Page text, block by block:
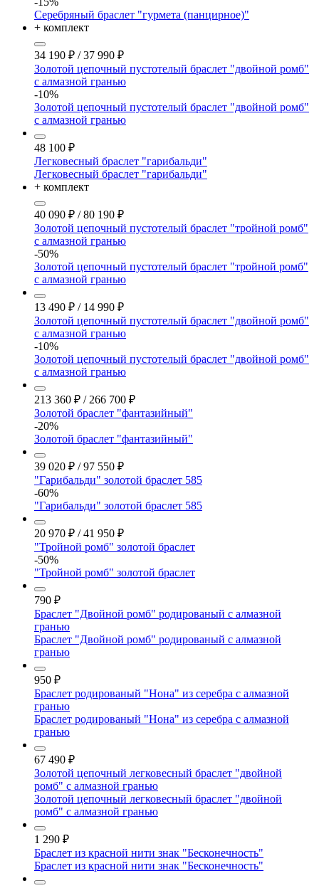
Серебряный браслет "гурмета (панцирное)"
+ комплект
34 190 ₽ / 37 990 ₽
Золотой цепочный пустотелый браслет "двойной ромб"
с алмазной гранью
-10%
Золотой цепочный пустотелый браслет "двойной ромб"
с алмазной гранью
48 100 ₽
Легковесный браслет "гарибальди"
Легковесный браслет "гарибальди"
+ комплект
40 090 ₽ / 80 190 ₽
Золотой цепочный пустотелый браслет "тройной ромб"
с алмазной гранью
-50%
Золотой цепочный пустотелый браслет "тройной ромб"
с алмазной гранью
13 490 ₽ / 14 990 ₽
Золотой цепочный пустотелый браслет "двойной ромб"
с алмазной гранью
-10%
Золотой цепочный пустотелый браслет "двойной ромб"
с алмазной гранью
213 360 ₽ / 266 700 ₽
Золотой браслет "фантазийный"
-20%
Золотой браслет "фантазийный"
39 020 ₽ / 97 550 ₽
"Гарибальди" золотой браслет 585
-60%
"Гарибальди" золотой браслет 585
20 970 ₽ / 41 950 ₽
"Тройной ромб" золотой браслет
-50%
"Тройной ромб" золотой браслет
790 ₽
Браслет "Двойной ромб" родированый с алмазной
гранью
Браслет "Двойной ромб" родированый с алмазной
гранью
950 ₽
Браслет родированый "Нона" из серебра с алмазной
гранью
Браслет родированый "Нона" из серебра с алмазной
гранью
67 490 ₽
Золотой цепочный легковесный браслет "двойной
ромб" с алмазной гранью
Золотой цепочный легковесный браслет "двойной
ромб" с алмазной гранью
1 290 ₽
Браслет из красной нити знак "Бесконечность"
Браслет из красной нити знак "Бесконечность"